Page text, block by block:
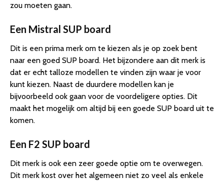
zou moeten gaan.
Een Mistral SUP board
Dit is een prima merk om te kiezen als je op zoek bent
naar een goed SUP board. Het bijzondere aan dit merk is
dat er echt talloze modellen te vinden zijn waar je voor
kunt kiezen. Naast de duurdere modellen kan je
bijvoorbeeld ook gaan voor de voordeligere opties. Dit
maakt het mogelijk om altijd bij een goede SUP board uit te
komen.
Een F2 SUP board
Dit merk is ook een zeer goede optie om te overwegen.
Dit merk kost over het algemeen niet zo veel als enkele